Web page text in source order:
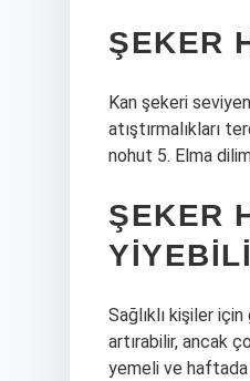
ŞEKER
Kan şekeri
atıştırmalıkları
nohut 5. Elma
ŞEKER
Sağlıklı kişiler
artırabilir, ancak
yemeli ve haftada